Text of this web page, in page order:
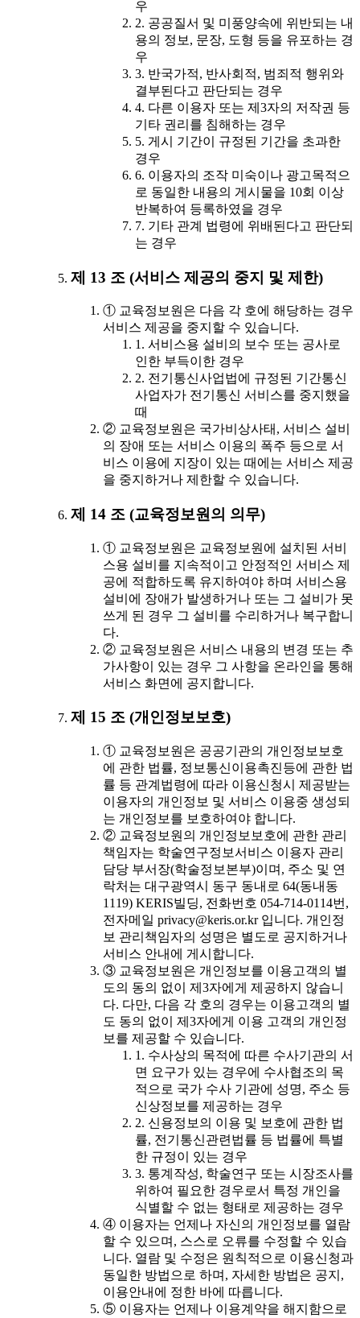
우
2. 공공질서 및 미풍양속에 위반되는 내
용의 정보, 문장, 도형 등을 유포하는 경
우
3. 반국가적, 반사회적, 범죄적 행위와
결부된다고 판단되는 경우
4. 다른 이용자 또는 제3자의 저작권 등
기타 권리를 침해하는 경우
5. 게시 기간이 규정된 기간을 초과한
경우
6. 이용자의 조작 미숙이나 광고목적으
로 동일한 내용의 게시물을 10회 이상
반복하여 등록하였을 경우
7. 기타 관계 법령에 위배된다고 판단되
는 경우
제 13 조 (서비스 제공의 중지 및 제한)
① 교육정보원은 다음 각 호에 해당하는 경우
서비스 제공을 중지할 수 있습니다.
1. 서비스용 설비의 보수 또는 공사로
인한 부득이한 경우
2. 전기통신사업법에 규정된 기간통신
사업자가 전기통신 서비스를 중지했을
때
② 교육정보원은 국가비상사태, 서비스 설비
의 장애 또는 서비스 이용의 폭주 등으로 서
비스 이용에 지장이 있는 때에는 서비스 제공
을 중지하거나 제한할 수 있습니다.
제 14 조 (교육정보원의 의무)
① 교육정보원은 교육정보원에 설치된 서비
스용 설비를 지속적이고 안정적인 서비스 제
공에 적합하도록 유지하여야 하며 서비스용
설비에 장애가 발생하거나 또는 그 설비가 못
쓰게 된 경우 그 설비를 수리하거나 복구합니
다.
② 교육정보원은 서비스 내용의 변경 또는 추
가사항이 있는 경우 그 사항을 온라인을 통해
서비스 화면에 공지합니다.
제 15 조 (개인정보보호)
① 교육정보원은 공공기관의 개인정보보호
에 관한 법률, 정보통신이용촉진등에 관한 법
률 등 관계법령에 따라 이용신청시 제공받는
이용자의 개인정보 및 서비스 이용중 생성되
는 개인정보를 보호하여야 합니다.
② 교육정보원의 개인정보보호에 관한 관리
책임자는 학술연구정보서비스 이용자 관리
담당 부서장(학술정보본부)이며, 주소 및 연
락처는 대구광역시 동구 동내로 64(동내동
1119) KERIS빌딩, 전화번호 054-714-0114번,
전자메일 privacy@keris.or.kr 입니다. 개인정
보 관리책임자의 성명은 별도로 공지하거나
서비스 안내에 게시합니다.
③ 교육정보원은 개인정보를 이용고객의 별
도의 동의 없이 제3자에게 제공하지 않습니
다. 다만, 다음 각 호의 경우는 이용고객의 별
도 동의 없이 제3자에게 이용 고객의 개인정
보를 제공할 수 있습니다.
1. 수사상의 목적에 따른 수사기관의 서
면 요구가 있는 경우에 수사협조의 목
적으로 국가 수사 기관에 성명, 주소 등
신상정보를 제공하는 경우
2. 신용정보의 이용 및 보호에 관한 법
률, 전기통신관련법률 등 법률에 특별
한 규정이 있는 경우
3. 통계작성, 학술연구 또는 시장조사를
위하여 필요한 경우로서 특정 개인을
식별할 수 없는 형태로 제공하는 경우
④ 이용자는 언제나 자신의 개인정보를 열람
할 수 있으며, 스스로 오류를 수정할 수 있습
니다. 열람 및 수정은 원칙적으로 이용신청과
동일한 방법으로 하며, 자세한 방법은 공지,
이용안내에 정한 바에 따릅니다.
⑤ 이용자는 언제나 이용계약을 해지함으로